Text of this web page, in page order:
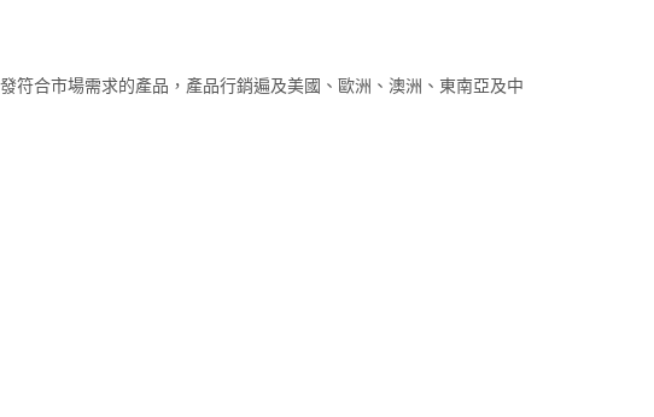
符合市場需求的產品，產品行銷遍及美國、歐洲、澳洲、東南亞及中